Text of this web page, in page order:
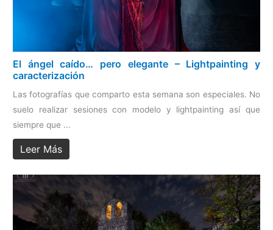
El ángel caído… pero elegante – Lightpainting y
caracterización
Las fotografías que comparto esta semana son especiales. No
suelo realizar sesiones con modelo y lightpainting así que
siempre que ...
Leer Más